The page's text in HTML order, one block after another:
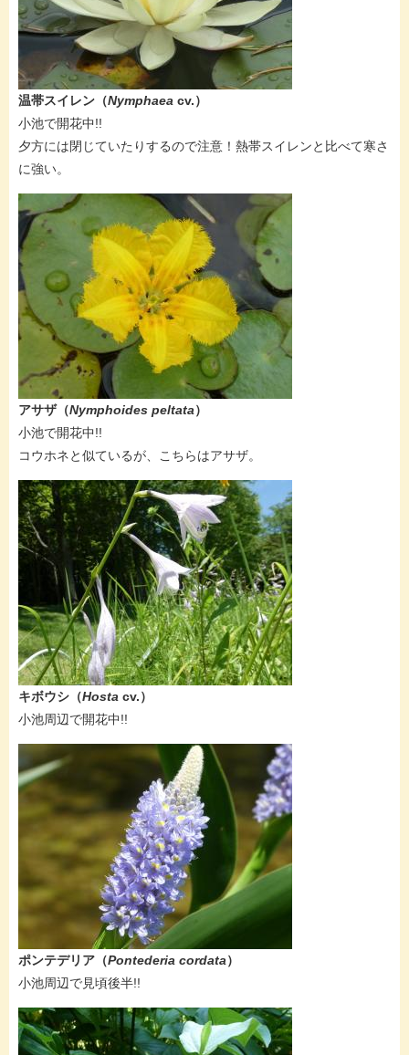
温帯スイレン （Nymphaea cv.）
​小池で開花中!!
夕方には閉じていたりするので注意！熱帯スイレンと比べて寒さ
に強い。
アサザ（Nymphoides peltata）
​小池で開花中!!
コウホネと似ているが、こちらはアサザ。
キボウシ（Hosta cv.​）
​小池周辺で開花中!!
ポンテデリア（Pontederia cordata）
​小池周辺で見頃後半!!